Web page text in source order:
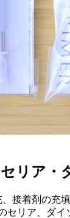
リア
接着剤の充
リア、ダ